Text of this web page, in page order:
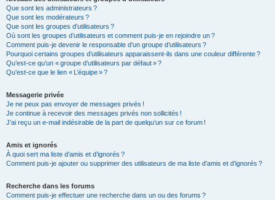
Que sont les administrateurs ?
Que sont les modérateurs ?
Que sont les groupes d’utilisateurs ?
Où sont les groupes d’utilisateurs et comment puis-je en rejoindre un ?
Comment puis-je devenir le responsable d’un groupe d’utilisateurs ?
Pourquoi certains groupes d’utilisateurs apparaissent-ils dans une couleur différente ?
Qu’est-ce qu’un « groupe d’utilisateurs par défaut » ?
Qu’est-ce que le lien « L’équipe » ?
Messagerie privée
Je ne peux pas envoyer de messages privés !
Je continue à recevoir des messages privés non sollicités !
J’ai reçu un e-mail indésirable de la part de quelqu’un sur ce forum !
Amis et ignorés
À quoi sert ma liste d’amis et d’ignorés ?
Comment puis-je ajouter ou supprimer des utilisateurs de ma liste d’amis et d’ignorés ?
Recherche dans les forums
Comment puis-je effectuer une recherche dans un ou des forums ?